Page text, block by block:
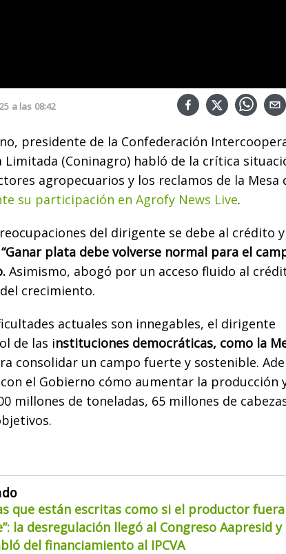
a las 08:42
presidente de la Confederación
Limitada (Coninagro) habló de la crítica
agropecuarios y los reclamos de la Mesa
su participación en Agrofy News Live.
del dirigente se debe al crédito
“Ganar plata debe volverse normal para el
Asimismo, abogó por un acceso fluido al
crecimiento.
actuales son innegables, el dirigente
de las instituciones democráticas, como la
consolidar un campo fuerte y sostenible.
el Gobierno cómo aumentar la producción
millones de toneladas, 65 millones de
que están escritas como si el productor
la desregulación llegó al Congreso Aapresid y
del financiamiento al IPCVA